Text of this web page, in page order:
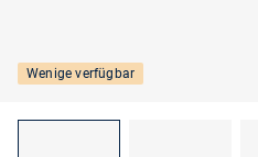
Wenige verfügbar